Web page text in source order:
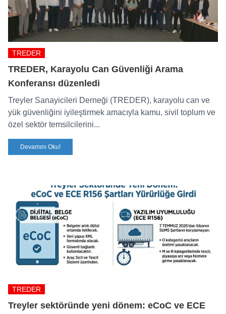
TREDER
TREDER, Karayolu Can Güvenliği Arama
Konferansı düzenledi
Treyler Sanayicileri Derneği (TREDER), karayolu can ve
yük güvenliğini iyileştirmek amacıyla kamu, sivil toplum ve
özel sektör temsilcilerini...
Devamını Oku!
TREDER
Treyler sektöründe yeni dönem: eCoC ve ECE